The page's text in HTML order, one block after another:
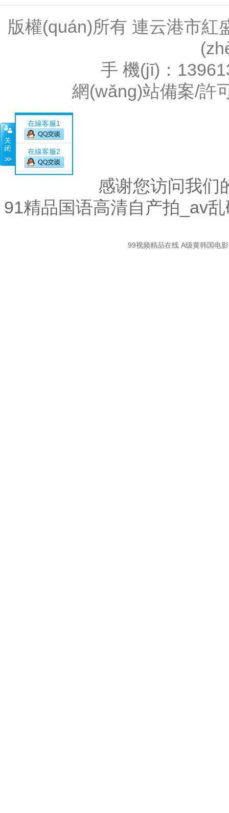
版權(quán)所有 連云港市紅
手 機(jī)：
網(wǎng)站備案/許
在線客服1
在線客服2
感谢您访问我们
91精品国语高清自产拍_av
99视频精品在线 A级黄韩国电